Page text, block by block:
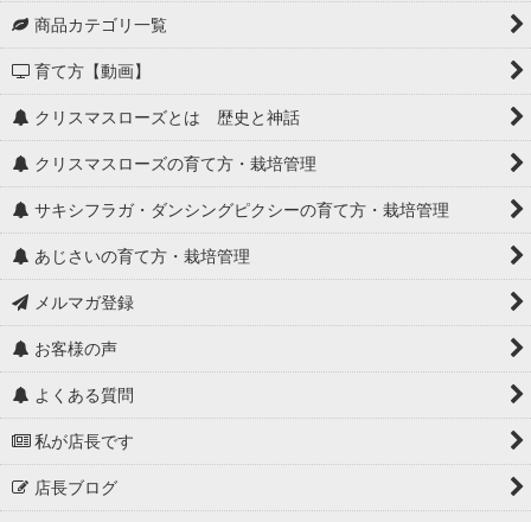
商品カテゴリ一覧
育て方【動画】
クリスマスローズとは 歴史と神話
クリスマスローズの育て方・栽培管理
サキシフラガ・ダンシングピクシーの育て方・栽培管理
あじさいの育て方・栽培管理
メルマガ登録
お客様の声
よくある質問
私が店長です
店長ブログ